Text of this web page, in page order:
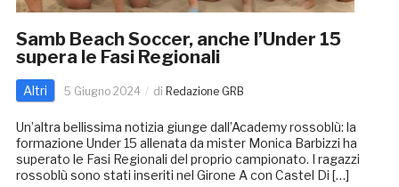
Samb Beach Soccer, anche l’Under 15
supera le Fasi Regionali
Altri 5 Giugno 2024 di Redazione GRB
Un’altra bellissima notizia giunge dall’Academy rossoblù: la
formazione Under 15 allenata da mister Monica Barbizzi ha
superato le Fasi Regionali del proprio campionato. I ragazzi
rossoblù sono stati inseriti nel Girone A con Castel Di […]